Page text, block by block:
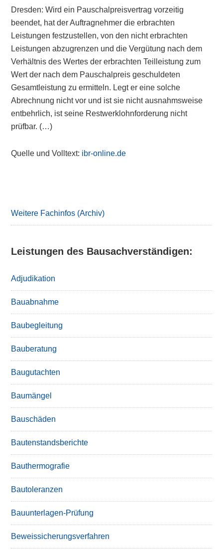
Dresden: Wird ein Pauschalpreisvertrag vorzeitig
beendet, hat der Auftragnehmer die erbrachten
Leistungen festzustellen, von den nicht erbrachten
Leistungen abzugrenzen und die Vergütung nach dem
Verhältnis des Wertes der erbrachten Teilleistung zum
Wert der nach dem Pauschalpreis geschuldeten
Gesamtleistung zu ermitteln. Legt er eine solche
Abrechnung nicht vor und ist sie nicht ausnahmsweise
entbehrlich, ist seine Restwerklohnforderung nicht
prüfbar. (…)
Quelle und Volltext: ibr-online.de
Weitere Fachinfos (Archiv)
Leistungen des Bausachverständigen:
Adjudikation
Bauabnahme
Baubegleitung
Bauberatung
Baugutachten
Baumängel
Bauschäden
Bautenstandsberichte
Bauthermografie
Bautoleranzen
Bauunterlagen-Prüfung
Beweissicherungsverfahren